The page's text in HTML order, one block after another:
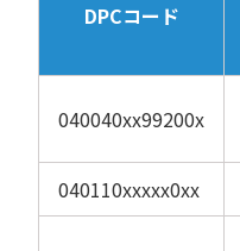
DPCコード
040040xx99200x
040110xxxxx0xx